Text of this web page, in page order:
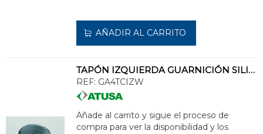
AÑADIR AL CARRITO
TAPÓN IZQUIERDA GUARNICIÓN SILICONA 1" BLANCO
REF: GA4TCIZW
Añade al carrito y sigue el proceso de
compra para ver la disponibilidad y los